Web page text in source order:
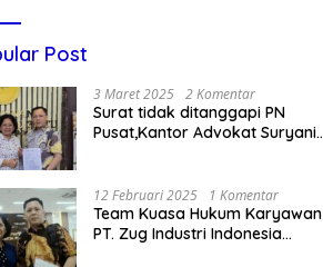
Post
3 Maret 2025 2 Komentar
Surat tidak ditanggapi PN
Pusat,Kantor Advokat Suryani
Agung RI
12 Februari 2025 1 Komentar
Team Kuasa Hukum Karyawan
PT. Zug Industri Indonesia